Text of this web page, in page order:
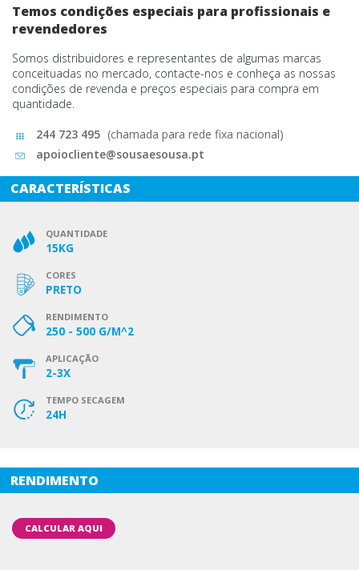
Temos condições especiais para profissionais e
revendedores
Somos distribuidores e representantes de algumas marcas
conceituadas no mercado, contacte-nos e conheça as nossas
condições de revenda e preços especiais para compra em
quantidade.
244 723 495 (chamada para rede fixa nacional)
apoiocliente@sousaesousa.pt
CARACTERÍSTICAS
QUANTIDADE
15KG
CORES
PRETO
RENDIMENTO
250 - 500 G/M^2
APLICAÇÃO
2-3X
TEMPO SECAGEM
24H
RENDIMENTO
CALCULAR AQUI